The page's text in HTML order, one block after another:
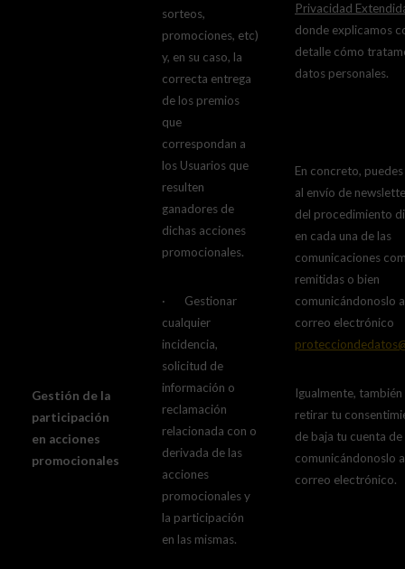
Privacidad
donde explicamos
detalle cómo
datos personales.
En concreto,
al envío de
del procedimiento
en cada una de las
comunicaciones
remitidas o bien
comunicándonoslo
correo electrónico
Igualmente,
retirar tu
de baja tu cuenta
comunicándonoslo
correo electrónico.
Gestión de la
participación
en acciones
promocionales
sorteos,
promociones, etc)
y, en su caso, la
correcta entrega
de los premios
que
correspondan a
los Usuarios que
resulten
ganadores de
dichas acciones
promocionales.
· Gestionar
cualquier
incidencia,
solicitud de
información o
reclamación
relacionada con o
derivada de las
acciones
promocionales y
la participación
en las mismas.